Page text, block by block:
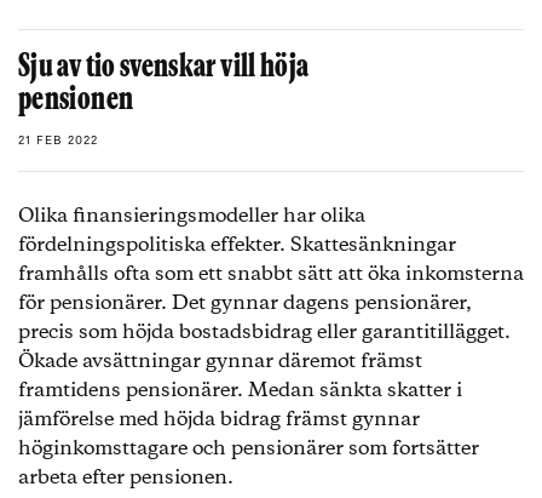
Sju av tio svenskar vill höja
pensionen
21 FEB 2022
Olika finansieringsmodeller har olika
fördelningspolitiska effekter. Skattesänkningar
framhålls ofta som ett snabbt sätt att öka inkomsterna
för pensionärer. Det gynnar dagens pensionärer,
precis som höjda bostadsbidrag eller garantitillägget.
Ökade avsättningar gynnar däremot främst
framtidens pensionärer. Medan sänkta skatter i
jämförelse med höjda bidrag främst gynnar
höginkomsttagare och pensionärer som fortsätter
arbeta efter pensionen.